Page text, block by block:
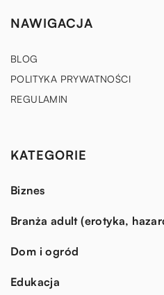
NAWIGACJA
BLOG
POLITYKA PRYWATNOŚCI
REGULAMIN
KATEGORIE
Biznes
Branża adult (erotyka,
Dom i ogród
Edukacja